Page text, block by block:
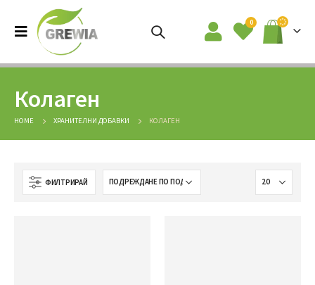
0
Колаген
HOME ХРАНИТЕЛНИ ДОБАВКИ КОЛАГЕН
ФИЛТРИРАЙ